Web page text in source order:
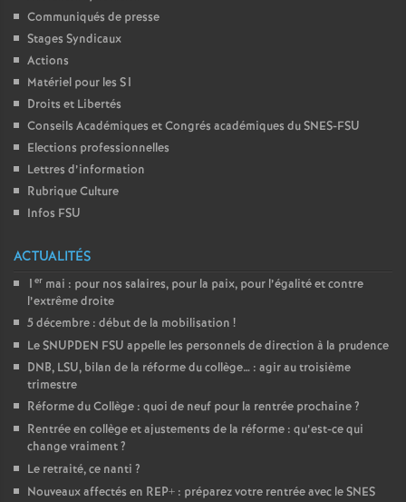
Communiqués de presse
Stages Syndicaux
Actions
Matériel pour les S1
Droits et Libertés
Conseils Académiques et Congrés académiques du SNES-FSU
Elections professionnelles
Lettres d’information
Rubrique Culture
Infos FSU
ACTUALITÉS
1 er mai : pour nos salaires, pour la paix, pour l’égalité et contre
l’extrême droite
5 décembre : début de la mobilisation !
Le SNUPDEN FSU appelle les personnels de direction à la prudence
DNB, LSU, bilan de la réforme du collège… : agir au troisième
trimestre
Réforme du Collège : quoi de neuf pour la rentrée prochaine?
Rentrée en collège et ajustements de la réforme : qu’est-ce qui
change vraiment?
Le retraité, ce nanti ?
Nouveaux affectés en REP+ : préparez votre rentrée avec le SNES